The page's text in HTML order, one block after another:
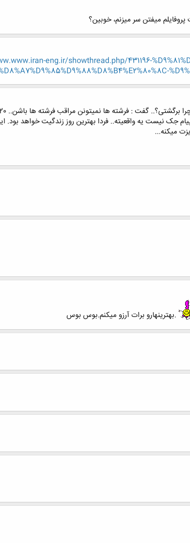
ميفتن سر ميزنم، خوبين؟
eng.ir/showthread.php/431196-
میکنه...
.بهترینهارو برات آرزو میکنم.بوس بوس